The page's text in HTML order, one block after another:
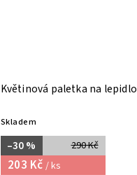
Květinová paletka na lepidlo
Skladem
290 Kč
–30 %
203 Kč / ks